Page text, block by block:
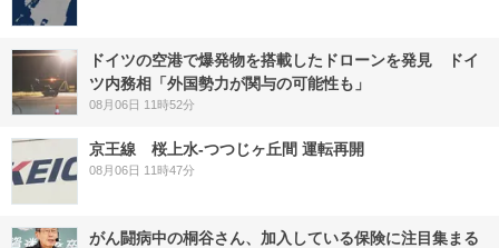
ドイツの空港で爆発物を搭載したドローンを発見 ドイ
ツ内務相「外国勢力が関与の可能性も」
08月06日 11時52分
京王線 桜上水-つつじヶ丘間 運転再開
08月06日 11時47分
がん闘病中の桐谷さん、加入している保険に注目集まる